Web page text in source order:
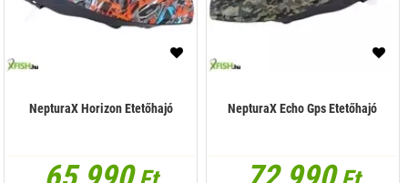
NepturaX Horizon Etetőhajó NepturaX Echo Gps Etetőhajó